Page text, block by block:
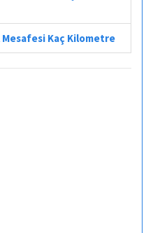
Mesafesi Kaç Kilometre